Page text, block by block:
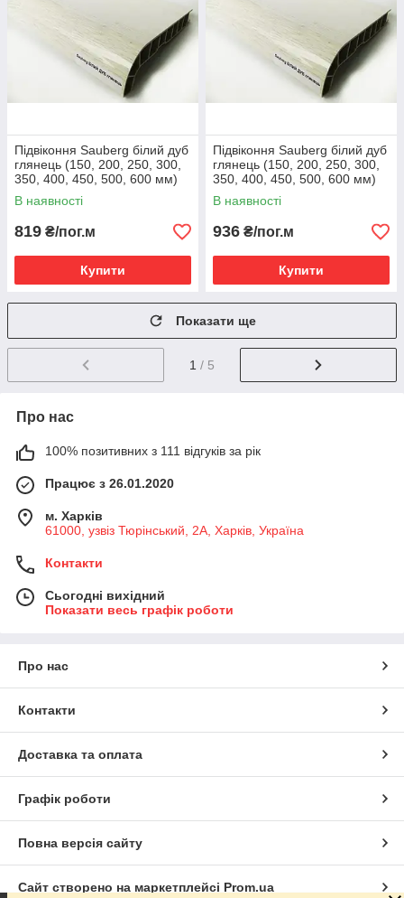
Підвіконня Sauberg білий дуб
глянець (150, 200, 250, 300,
350, 400, 450, 500, 600 мм)
350
В наявності
819 ₴/пог.м
Купити
Підвіконня Sauberg білий дуб
глянець (150, 200, 250, 300,
350, 400, 450, 500, 600 мм)
400
В наявності
936 ₴/пог.м
Купити
Показати ще
1 / 5
Про нас
100% позитивних з 111 відгуків за рік
Працює з 26.01.2020
м. Харків
61000, узвіз Тюрінський, 2А, Харків, Україна
Контакти
Сьогодні вихідний
Показати весь графік роботи
Про нас
Контакти
Доставка та оплата
Графік роботи
Повна версія сайту
Сайт створено на маркетплейсі Prom.ua